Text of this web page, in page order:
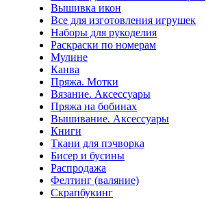
Вышивка икон
Все для изготовления игрушек
Наборы для рукоделия
Раскраски по номерам
Мулине
Канва
Пряжа. Мотки
Вязание. Аксессуары
Пряжа на бобинах
Вышивание. Аксессуары
Книги
Ткани для пэчворка
Бисер и бусины
Распродажа
Фелтинг (валяние)
Скрапбукинг